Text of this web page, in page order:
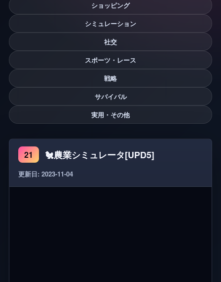
ショッピング
シミュレーション
社交
スポーツ・レース
戦略
サバイバル
実用・その他
21 🐔農業シミュレータ[UPD5]
更新日: 2023-11-04